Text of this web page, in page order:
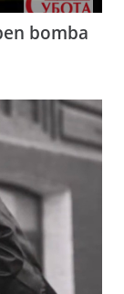
bomba